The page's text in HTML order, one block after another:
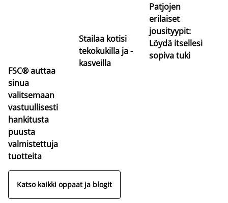
FSC® auttaa
sinua
valitsemaan
vastuullisesti
hankitusta
puusta
valmistettuja
tuotteita
Stailaa kotisi
tekokukilla ja -
kasveilla
Patjojen
erilaiset
jousityypit:
Löydä itsellesi
sopiva tuki
Katso kaikki oppaat ja blogit